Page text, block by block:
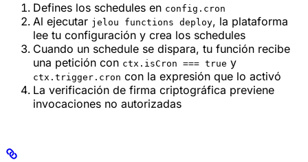
Defines los schedules en config.cron
Al ejecutar jelou functions deploy, la plataforma
lee tu configuración y crea los schedules
Cuando un schedule se dispara, tu función recibe
una petición con ctx.isCron === true y
ctx.trigger.cron con la expresión que lo activó
La verificación de firma criptográfica previene
invocaciones no autorizadas